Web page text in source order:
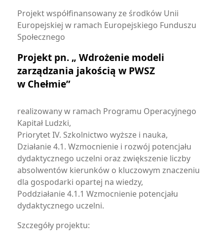
Projekt współfinansowany ze środków Unii
Europejskiej w ramach Europejskiego Funduszu
Społecznego
Projekt pn. „ Wdrożenie modeli
zarządzania jakością w PWSZ
w Chełmie”
realizowany w ramach Programu Operacyjnego
Kapitał Ludzki,
Priorytet IV. Szkolnictwo wyższe i nauka,
Działanie 4.1. Wzmocnienie i rozwój potencjału
dydaktycznego uczelni oraz zwiększenie liczby
absolwentów kierunków o kluczowym znaczeniu
dla gospodarki opartej na wiedzy,
Poddziałanie 4.1.1 Wzmocnienie potencjału
dydaktycznego uczelni.
Szczegóły projektu: